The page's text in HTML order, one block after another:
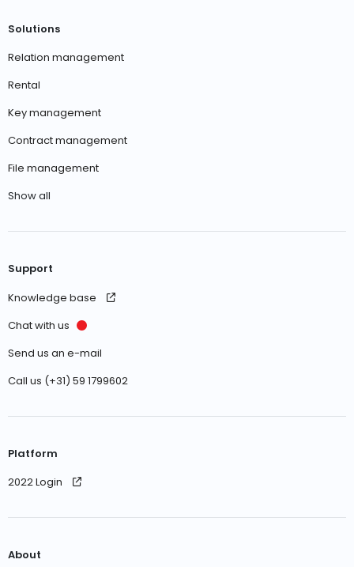
Solutions
Relation management
Rental
Key management
Contract management
File management
Show all
Support
Knowledge base
Chat with us
Send us an e-mail
Call us (+31) 59 1799602
Platform
2022 Login
About